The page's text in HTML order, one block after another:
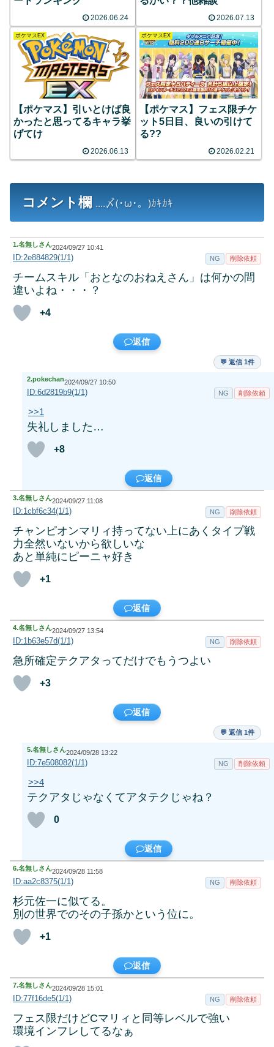
2026.06.24 2026.07.13
ポケマスEX
【ポケマス】引いとけば良
かったと思ってるキャラ挙
げてけ
2026.06.13
ポケマスEX
【ポケマス】フェス限チケ
ット5日目、良いの引けて
る??
2026.02.21
コメント欄 ....〆(･ω･。)ｶｷｶｷ
1.名無しさん2024/09/27 10:41
ID:2e884829(1/1) NG 削除依頼
チームスキル「おとなのおねえさん」は何かの間
違いよね・・・？
+4
返信
💬 返信 1件
2.pokechan2024/09/27 10:50
ID:6d2819b9(1/1) NG 削除依頼
>>1
失礼しました…
+8
返信
3.名無しさん2024/09/27 11:08
ID:1cbf6c34(1/1) NG 削除依頼
チャンピオンマリィ持ってない上にあくタイプ戦
力全然いないから欲しいな
あと単純にピーニャ好き
+1
返信
4.名無しさん2024/09/27 13:54
ID:1b63e57d(1/1) NG 削除依頼
急所確定テクアタってだけでもうつよい
+3
返信
💬 返信 1件
5.名無しさん2024/09/28 13:22
ID:7e508082(1/1) NG 削除依頼
>>4
テクアタじゃなくてアタテクじゃね？
0
返信
6.名無しさん2024/09/28 11:58
ID:aa2c8375(1/1) NG 削除依頼
杉元佐一に似てる。
別の世界でのその子孫かという位に。
+1
返信
7.名無しさん2024/09/28 15:01
ID:77f16de5(1/1) NG 削除依頼
フェス限だけどCマリィと同等レベルで強い
環境インフレしてるなぁ